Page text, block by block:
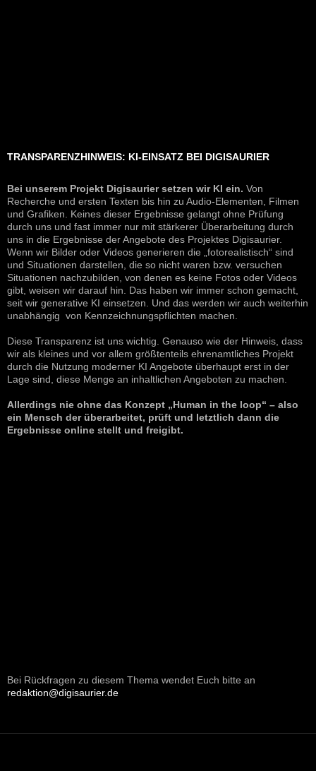
TRANSPARENZHINWEIS: KI-EINSATZ BEI DIGISAURIER
Bei unserem Projekt Digisaurier setzen wir KI ein. Von
Recherche und ersten Texten bis hin zu Audio-Elementen, Filmen
und Grafiken. Keines dieser Ergebnisse gelangt ohne Prüfung
durch uns und fast immer nur mit stärkerer Überarbeitung durch
uns in die Ergebnisse der Angebote des Projektes Digisaurier.
Wenn wir Bilder oder Videos generieren die „fotorealistisch“ sind
und Situationen darstellen, die so nicht waren bzw. versuchen
Situationen nachzubilden, von denen es keine Fotos oder Videos
gibt, weisen wir darauf hin. Das haben wir immer schon gemacht,
seit wir generative KI einsetzen. Und das werden wir auch weiterhin
unabhängig von Kennzeichnungspflichten machen.
Diese Transparenz ist uns wichtig. Genauso wie der Hinweis, dass
wir als kleines und vor allem größtenteils ehrenamtliches Projekt
durch die Nutzung moderner KI Angebote überhaupt erst in der
Lage sind, diese Menge an inhaltlichen Angeboten zu machen.
Allerdings nie ohne das Konzept „Human in the loop“ – also
ein Mensch der überarbeitet, prüft und letztlich dann die
Ergebnisse online stellt und freigibt.
Bei Rückfragen zu diesem Thema wendet Euch bitte an
redaktion@digisaurier.de